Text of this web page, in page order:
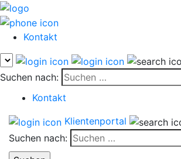
Kontakt
Suchen nach:
Kontakt
Klientenportal
Suchen nach: